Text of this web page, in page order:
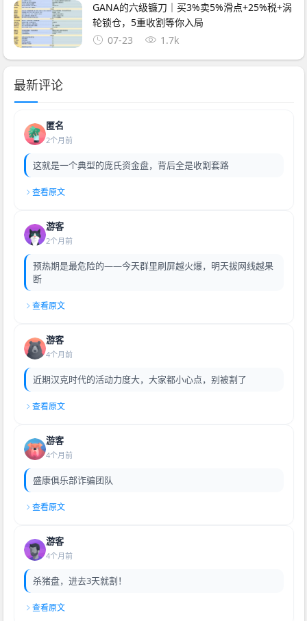
GANA的六级镰刀｜买3%卖5%滑点+25%税+涡
轮锁仓，5重收割等你入局
07-23
1.7k
最新评论
匿名
2个月前
这就是一个典型的庞氏资金盘，背后全是收割套路
查看原文
游客
2个月前
预热期是最危险的——今天群里刷屏越火爆，明天拔网线越果
断
查看原文
游客
4个月前
近期汉克时代的活动力度大，大家都小心点，别被割了
查看原文
游客
4个月前
盛康俱乐部诈骗团队
查看原文
游客
4个月前
杀猪盘，进去3天就割！
查看原文